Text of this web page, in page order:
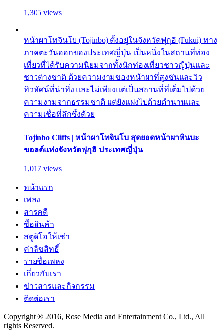
1,305 views
หน้าผาโทจินโบ (Tojinbo) ตั้งอยู่ในจังหวัดฟุกุอิ (Fukui) ทาง
ภาคตะวันออกของประเทศญี่ปุ่น เป็นหนึ่งในสถานที่ท่อง
เที่ยวที่ได้รับความนิยมจากทั้งนักท่องเที่ยวชาวญี่ปุ่นและ
ชาวต่างชาติ ด้วยความงามของหน้าผาที่สูงชันและวิว
ทิวทัศน์ที่น่าทึ่ง และไม่เพียงแต่เป็นสถานที่ที่เต็มไปด้วย
ความงามจากธรรมชาติ แต่ยังแฝงไปด้วยตำนานและ
ความเชื่อที่ลึกซึ้งด้วย
Tojinbo Cliffs | หน้าผาโทจินโบ สุดยอดหน้าผาหินบะ
ซอลต์แห่งจังหวัดฟุกุอิ ประเทศญี่ปุ่น
1,017 views
หน้าแรก
เพลง
สารคดี
ซื้อสินค้า
สตูดิโอให้เช่า
ค่าลิขสิทธิ์
รายชื่อเพลง
เกี่ยวกับเรา
ข่าวสารและกิจกรรม
ติดต่อเรา
Copyright ® 2016, Rose Media and Entertainment Co., Ltd., All
rights Reserved.